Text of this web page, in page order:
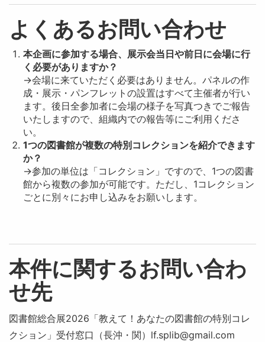
よくあるお問い合わせ
本企画に参加する場合、展示会当日や前日に会場に行
く必要がありますか？
→会場に来ていただく必要はありません。パネルの作
成・展示・パンフレットの設置はすべて主催者が行い
ます。後日全参加者に会場の様子を写真つきでご報告
いたしますので、組織内での報告等にご利用くださ
い。
1つの図書館が複数の特別コレクションを紹介できます
か？
→参加の単位は「コレクション」ですので、1つの図書
館から複数の参加が可能です。ただし、1コレクション
ごとに別々にお申し込みをお願いします。
本件に関するお問い合わ
せ先
図書館総合展2026「教えて！あなたの図書館の特別コレ
クション」受付窓口（長沖・関）lf.splib@gmail.com